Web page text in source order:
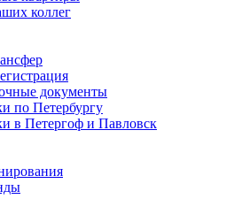
коллег
документы
по Петербургу
в Петергоф и Павловск